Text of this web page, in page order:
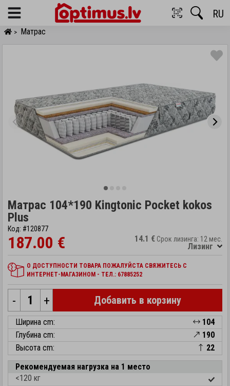
Menu RU
> Матрас
Матрас 104*190 Kingtonic Pocket kokos
Plus
Код: #120877
187.00 € 14.1 € Срок лизинга: 12 мес.
Лизинг
О ДОСТУПНОСТИ ТОВАРА ПОЖАЛУЙСТА СВЯЖИТЕСЬ С
ИНТЕРНЕТ-МАГАЗИНОМ - ТЕЛ.: 67885252
- + Добавить в корзину
Ширина cm:
104
Глубина cm:
190
Высота cm:
22
Рекомендуемая нагрузка на 1 место
<120 кг